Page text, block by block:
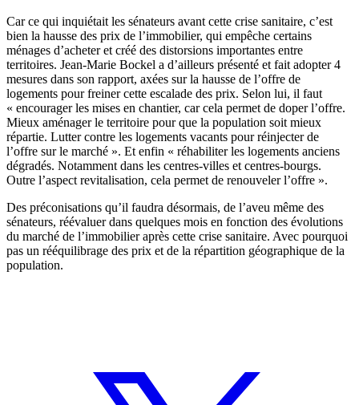
Car ce qui inquiétait les sénateurs avant cette crise sanitaire, c’est
bien la hausse des prix de l’immobilier, qui empêche certains
ménages d’acheter et créé des distorsions importantes entre
territoires. Jean-Marie Bockel a d’ailleurs présenté et fait adopter 4
mesures dans son rapport, axées sur la hausse de l’offre de
logements pour freiner cette escalade des prix. Selon lui, il faut
« encourager les mises en chantier, car cela permet de doper l’offre.
Mieux aménager le territoire pour que la population soit mieux
répartie. Lutter contre les logements vacants pour réinjecter de
l’offre sur le marché ». Et enfin « réhabiliter les logements anciens
dégradés. Notamment dans les centres-villes et centres-bourgs.
Outre l’aspect revitalisation, cela permet de renouveler l’offre ».
Des préconisations qu’il faudra désormais, de l’aveu même des
sénateurs, réévaluer dans quelques mois en fonction des évolutions
du marché de l’immobilier après cette crise sanitaire. Avec pourquoi
pas un rééquilibrage des prix et de la répartition géographique de la
population.